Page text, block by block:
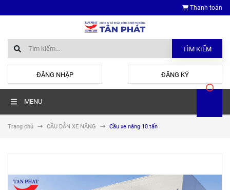
Thanh toán
TÌM KIẾM
ĐĂNG NHẬP ĐĂNG KÝ
MENU
Trang chủ CẦU DẪN XE NÂNG Cầu xe nâng 10 tấn